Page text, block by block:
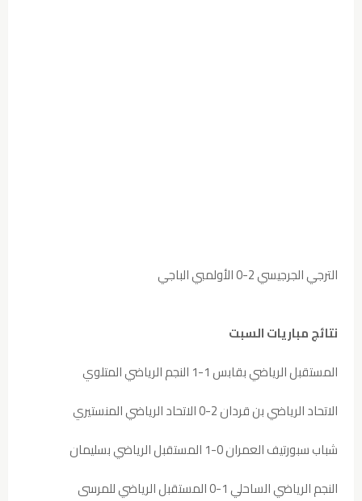
الترجي الجرجيسي 2-0 الأولمبي الباجي
نتائج مباريات السبت
المستقبل الرياضي بقابس 1-1 النجم الرياضي المتلوي
الاتحاد الرياضي بن قردان 2-0 الاتحاد الرياضي المنستيري
شباب سبورتيف العمران 0-1 المستقبل الرياضي بسليمان
النجم الرياضي الساحلي 1-0 المستقبل الرياضي للمرسى